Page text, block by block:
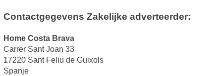
Contactgegevens Zakelijke adverteerder:
Home Costa Brava
Carrer Sant Joan 33
17220 Sant Feliu de Guixols
Spanje